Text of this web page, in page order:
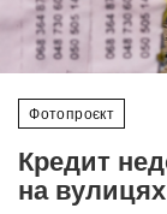
Фотопроєкт
Кредит
на вулицях